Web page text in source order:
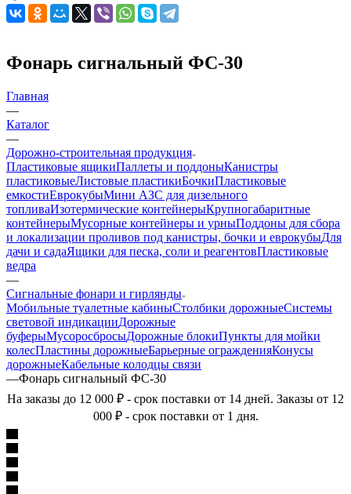
Фонарь сигнальный ФС-30
Главная
—
Каталог
—
Дорожно-строительная продукция
Пластиковые ящикиПаллеты и поддоныКанистры
пластиковыеЛистовые пластикиБочкиПластиковые
емкостиЕврокубыМини АЗС для дизельного
топливаИзотермические контейнерыКрупногабаритные
контейнерыМусорные контейнеры и урныПоддоны для сбора
и локализации проливов под канистры, бочки и еврокубыДля
дачи и садаЯщики для песка, соли и реагентовПластиковые
ведра
—
Сигнальные фонари и гирлянды
Мобильные туалетные кабиныСтолбики дорожныеСистемы
световой индикацииДорожные
буферыМусоросбросыДорожные блокиПункты для мойки
колесПластины дорожныеБарьерные огражденияКонусы
дорожныеКабельные колодцы связи
—Фонарь сигнальный ФС-30
На заказы до 12 000 ₽ - срок поставки от 14 дней. Заказы от 12
000 ₽ - срок поставки от 1 дня.